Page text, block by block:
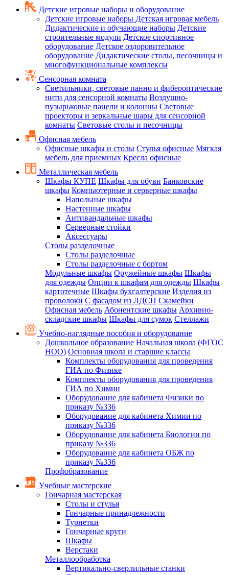
Детские игровые наборы и оборудование
Детские игровые наборы Детская игровая мебель
Дидактические и обучающие наборы Детские
строительные модули Детское спортивное
оборудование Детское оздоровительное
оборудование Дидактические столы, песочницы и
многофункциональные комплексы
Сенсорная комната
Светильники, световые панно и фибероптические
нити для сенсорной комнаты Воздушно-
пузырьковые панели и колонны Световые
проекторы и зеркальные шары для сенсорной
комнаты Световые столы и песочницы
Офисная мебель
Офисные шкафы и столы Стулья офисные Мягкая
мебель для приемных Кресла офисные
Металлическая мебель
Шкафы КУПЕ Шкафы для обуви Банковские
шкафы Компьютерные и серверные шкафы
Напольные шкафы
Настенные шкафы
Антивандальные шкафы
Серверные стойки
Аксессуары
Столы разделочные
Столы разделочные
Столы разделочные с бортом
Модульные шкафы Оружейные шкафы Шкафы
для одежды Опции к шкафам для одежды Шкафы
картотечные Шкафы бухгалтерские Изделия из
проволоки С фасадом из ЛДСП Скамейки
Офисная мебель Абонентские шкафы Архивно-
складские шкафы Шкафы для сумок Стеллажи
Учебно-наглядные пособия и оборудование
Дошкольное образование Начальная школа (ФГОС
НОО) Основная школа и старшие классы
Комплекты оборудования для проведения
ГИА по Физике
Комплекты оборудования для проведения
ГИА по Химии
Оборудование для кабинета Физики по
приказу №336
Оборудование для кабинета Химии по
приказу №336
Оборудование для кабинета Биологии по
приказу №336
Оборудование для кабинета ОБЖ по
приказу №336
Профобразование
Учебные мастерские
Гончарная мастерская
Столы и стулья
Гончарные принадлежности
Турнетки
Гончарные круги
Шкафы
Верстаки
Металлообработка
Вертикально-сверлильные станки